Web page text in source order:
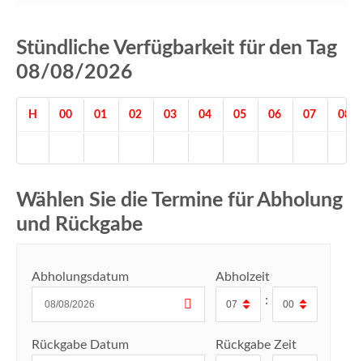
Stündliche Verfügbarkeit für den Tag
08/08/2026
H 00 01 02 03 04 05 06 07 08
Wählen Sie die Termine für Abholung
und Rückgabe
Abholungsdatum
Abholzeit
:
Rückgabe Datum
Rückgabe Zeit